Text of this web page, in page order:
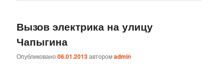
Вызов электрика на улицу
Чапыгина
Опубликовано06.01.2013авторомadmin